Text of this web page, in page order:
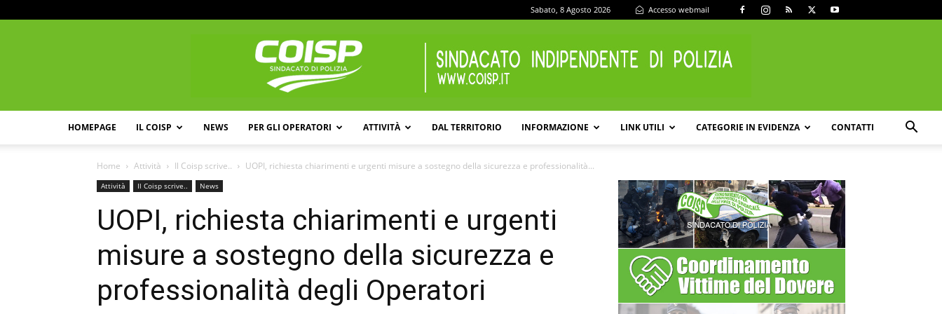
Sabato, 8 Agosto 2026 Accesso webmail
HOMEPAGE IL COISP NEWS PER GLI OPERATORI ATTIVITÀ DAL TERRITORIO INFORMAZIONE LINK UTILI CATEGORIE IN EVIDENZA CONTATTI
Home Attività Il Coisp scrive.. UOPI, richiesta chiarimenti e urgenti misure a sostegno della sicurezza e professionalità...
Attività Il Coisp scrive.. News
UOPI, richiesta chiarimenti e urgenti
misure a sostegno della sicurezza e
professionalità degli Operatori